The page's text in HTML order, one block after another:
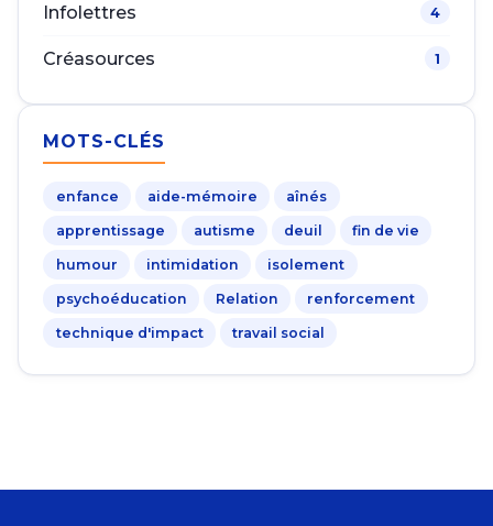
Infolettres 4
Créasources 1
MOTS-CLÉS
enfance aide-mémoire aînés
apprentissage autisme deuil fin de vie
humour intimidation isolement
psychoéducation Relation renforcement
technique d'impact travail social